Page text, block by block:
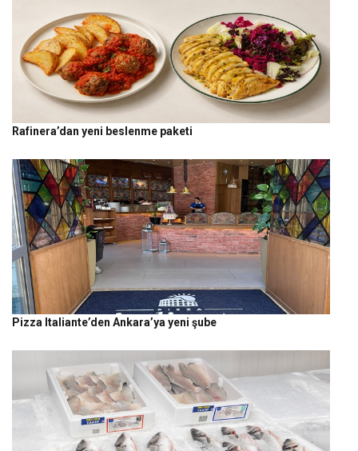
Rafinera’dan yeni beslenme paketi
Pizza Italiante’den Ankara’ya yeni şube